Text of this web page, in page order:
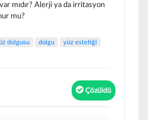
mıdır? Alerji ya da irritasyon
mu?
dolgusu dolgu
yüz estetiği
Çözüldü